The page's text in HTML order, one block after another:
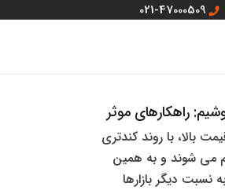
021-47000509
راهکارهای موثر
بالا، با روند کندتری
می شوند و به همین
دیگر بازارها